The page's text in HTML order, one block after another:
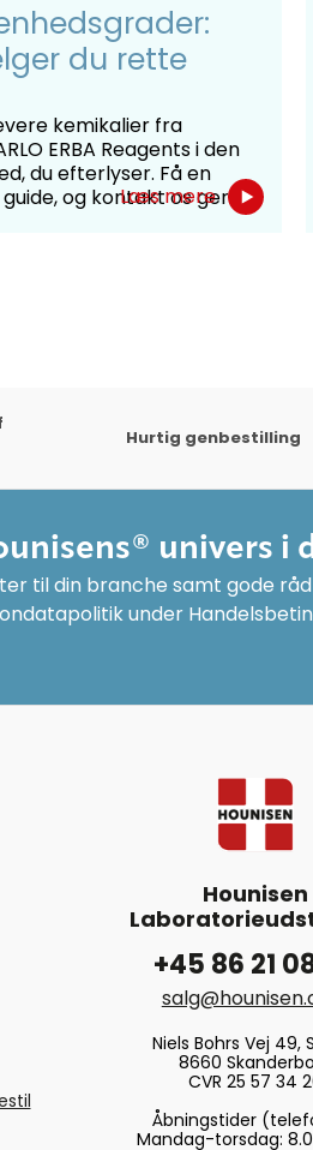
du rette
kemikalier fra
ERBA Reagents i den
du efterlyser. Få en
og kontakt os gerne
Læs mere
Hurtig genbestilling
univers i
til din branche samt gode
under
Hounisen
+45 86 21
Niels Bohrs Vej 49,
8660
CVR 25 57 34
Åbningstider
Mandag-torsdag: